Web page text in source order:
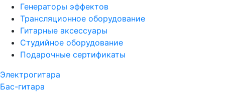
Генераторы эффектов
Трансляционное оборудование
Гитарные аксессуары
Студийное оборудование
Подарочные сертификаты
Электрогитара
Бас-гитара